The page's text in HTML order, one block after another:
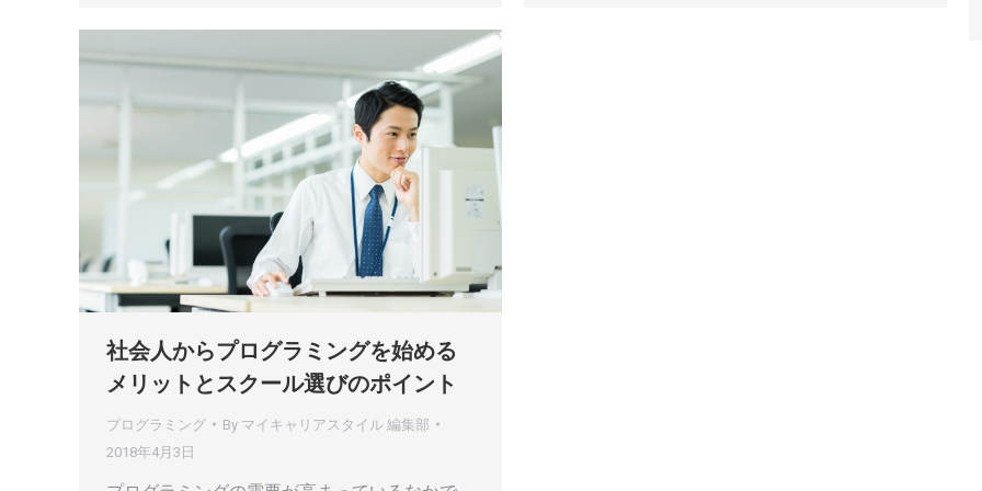
社会人からプログラミングを始める
メリットとスクール選びのポイント
プログラミング By マイキャリアスタイル 編集部
2018年4月3日